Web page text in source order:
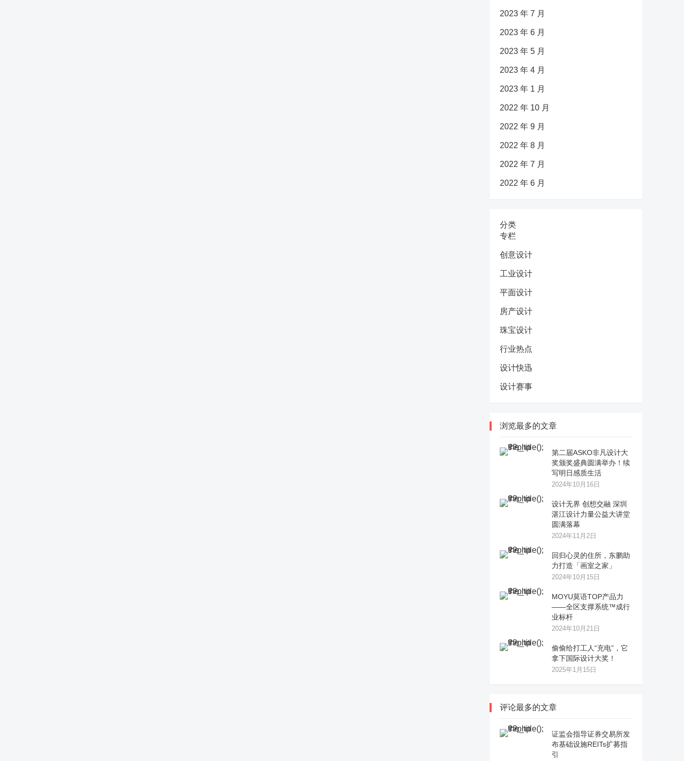
2023 年 7 月
2023 年 6 月
2023 年 5 月
2023 年 4 月
2023 年 1 月
2022 年 10 月
2022 年 9 月
2022 年 8 月
2022 年 7 月
2022 年 6 月
分类
专栏
创意设计
工业设计
平面设计
房产设计
珠宝设计
行业热点
设计快迅
设计赛事
浏览最多的文章
第二届ASKO非凡设计大
奖颁奖盛典圆满举办！续
写明日感质生活
2024年10月16日
设计无界 创想交融 深圳
湛江设计力量公益大讲堂
圆满落幕
2024年11月2日
回归心灵的住所，东鹏助
力打造「画室之家」
2024年10月15日
MOYU莫语TOP产品力
——全区支撑系统™成行
业标杆
2024年10月21日
偷偷给打工人“充电”，它
拿下国际设计大奖！
2025年1月15日
评论最多的文章
证监会指导证券交易所发
布基础设施REITs扩募指
引